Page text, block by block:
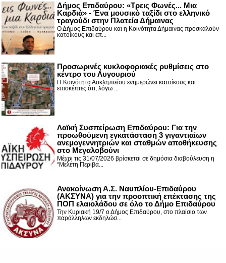
Δήμος Επιδαύρου: «Τρεις Φωνές... Μια
Καρδιά» - Ένα μουσικό ταξίδι στο ελληνικό
τραγούδι στην Πλατεία Δήμαινας
Ο Δήμος Επιδαύρου και η Κοινότητα Δήμαινας προσκαλούν
κατοίκους και επ...
Προσωρινές κυκλοφοριακές ρυθμίσεις στο
κέντρο του Λυγουριού
Η Κοινότητα Ασκληπιείου ενημερώνει κατοίκους και
επισκέπτες ότι, λόγω ...
Λαϊκή Συσπείρωση Επιδαύρου: Για την
προωθούμενη εγκατάσταση 3 γιγαντιαίων
ανεμογεννητριών και σταθμών αποθήκευσης
στο Μεγαλοβούνι
Μέχρι τις 31/07/2026 βρίσκεται σε δημόσια διαβούλευση η
“Μελέτη Περιβά...
Ανακοίνωση Α.Σ. Ναυπλίου-Επιδαύρου
(ΑΚΣΥΝΑ) για την προοπτική επέκτασης της
ΠΟΠ ελαιολάδου σε όλο το Δήμο Επιδαύρου
Την Κυριακή 19/7 ο Δήμος Επιδαύρου, στο πλαίσιο των
παράλληλων εκδηλώσ...